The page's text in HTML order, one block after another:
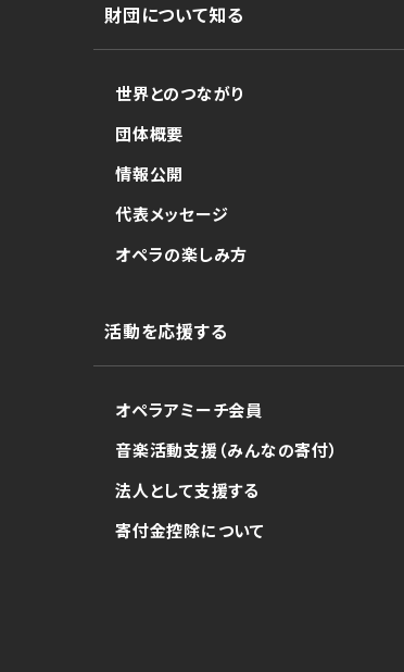
財団について知る
世界とのつながり
団体概要
情報公開
代表メッセージ
オペラの楽しみ方
活動を応援する
オペラアミーチ会員
音楽活動支援（みんなの寄付）
法人として支援する
寄付金控除について